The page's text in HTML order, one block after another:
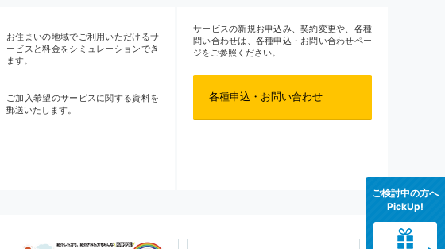
お住まいの地域でご利用いただけるサ
ービスと料金をシミュレーションでき
ます。
ご加入希望のサービスに関する資料を
郵送いたします。
サービスの新規お申込み、契約変更や、各種
問い合わせは、各種申込・お問い合わせペー
ジをご参照ください。
各種申込・お問い合わせ
ご検討中の方へ
PickUp!